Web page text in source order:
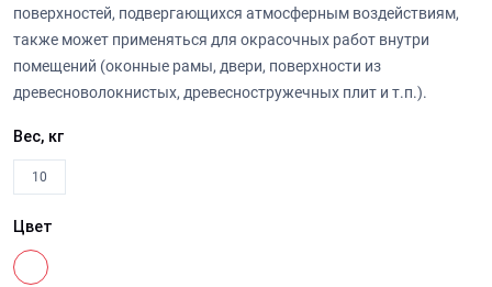
поверхностей, подвергающихся атмосферным воздействиям,
также может применяться для окрасочных работ внутри
помещений (оконные рамы, двери, поверхности из
древесноволокнистых, древесностружечных плит и т.п.).
Вес, кг
10
Цвет